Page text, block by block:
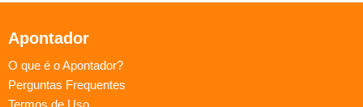
Apontador
O que é o Apontador?
Perguntas Frequentes